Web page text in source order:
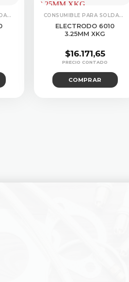
CONSUMIBLE PARA SOLDADURA CONSUMIBLE PARA SOLDADURA
ELECTRODO 6010
3.25MM XKG
$16.171,65
COMPRAR